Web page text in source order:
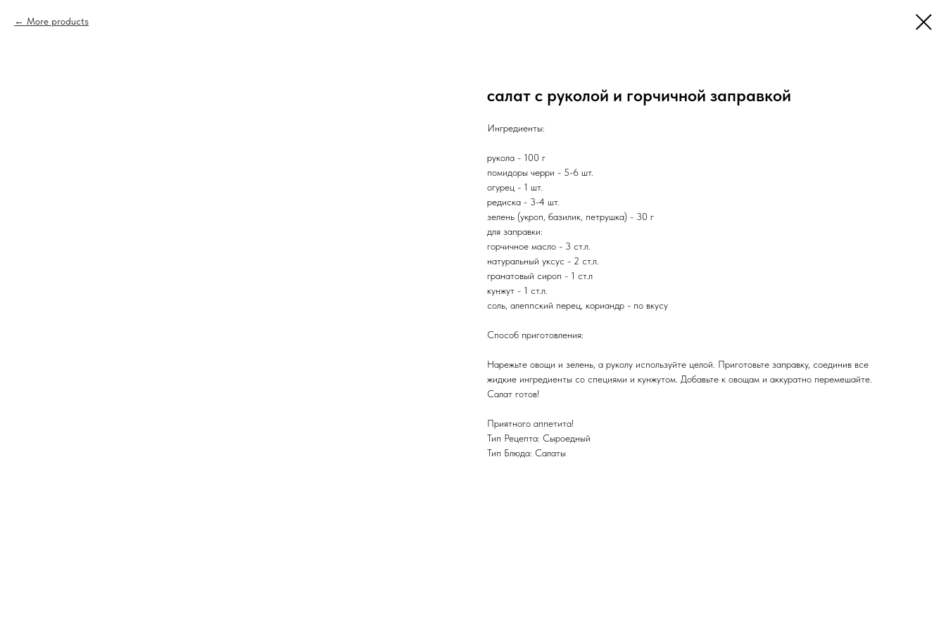
More products
салат с руколой и горчичной заправкой
Ингредиенты:
рукола - 100 г
помидоры черри - 5-6 шт.
огурец - 1 шт.
редиска - 3-4 шт.
зелень (укроп, базилик, петрушка) - 30 г
для заправки:
горчичное масло - 3 ст.л.
натуральный уксус - 2 ст.л.
гранатовый сироп - 1 ст.л
кунжут - 1 ст.л.
соль, алеппский перец, кориандр - по вкусу
Способ приготовления:
Нарежьте овощи и зелень, а руколу используйте целой. Приготовьте заправку, соединив все
жидкие ингредиенты со специями и кунжутом. Добавьте к овощам и аккуратно перемешайте.
Салат готов!
Приятного аппетита!
Тип Рецепта: Сыроедный
Тип Блюда: Салаты